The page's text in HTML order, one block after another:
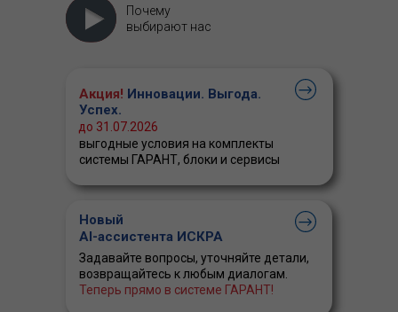
Почему
выбирают нас
Акция! Инновации. Выгода.
Успех.
выгодные условия на комплекты
системы ГАРАНТ, блоки и сервисы
до 31.07.2026
Новый
AI-ассистента ИСКРА
Задавайте вопросы, уточняйте детали,
возвращайтесь к любым диалогам.
Теперь прямо в системе ГАРАНТ!